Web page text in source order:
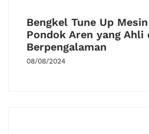
Bengkel Tune Up
Pondok Aren yang Ahli
Berpengalaman
08/08/2024